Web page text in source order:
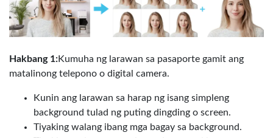
Hakbang 1:Kumuha ng larawan sa pasaporte gamit ang
matalinong telepono o digital camera.
Kunin ang larawan sa harap ng isang simpleng
background tulad ng puting dingding o screen.
Tiyaking walang ibang mga bagay sa background.